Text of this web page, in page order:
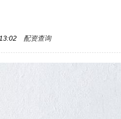
配资查询